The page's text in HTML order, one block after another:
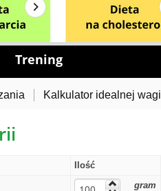
Trening
Kalkulator idealnej wagi
Ilość
gram